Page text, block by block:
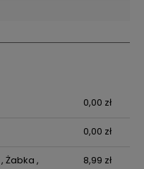
płatności
0,00 zł
0,00 zł
Żabka ,
8,99 zł